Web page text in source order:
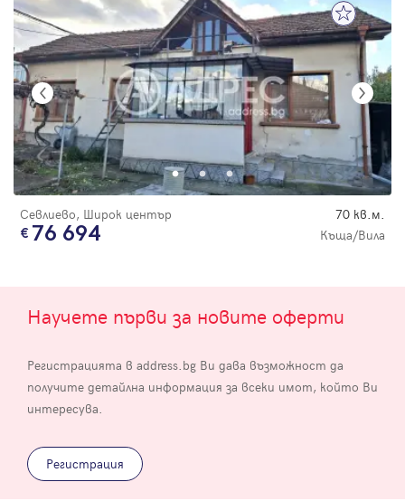
Севлиево, Широк център 70 кв.м.
76 694 Къща/Вила
Научете първи за новите оферти
Регистрацията в address.bg Ви дава възможност да
получите детайлна информация за всеки имот, който Ви
интересува.
Регистрация